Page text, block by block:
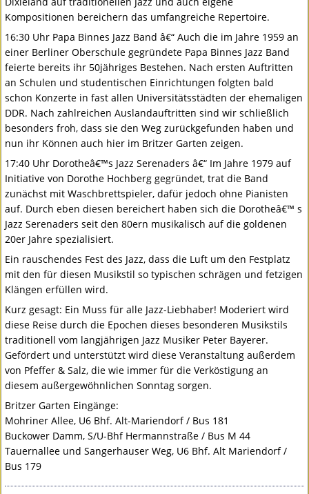
Kompositionen bereichern das umfangreiche Repertoire.
16:30 Uhr Papa Binnes Jazz Band â€“ Auch die im Jahre 1959 an
einer Berliner Oberschule gegründete Papa Binnes Jazz Band
feierte bereits ihr 50jähriges Bestehen. Nach ersten Auftritten
an Schulen und studentischen Einrichtungen folgten bald
schon Konzerte in fast allen Universitätsstädten der ehemaligen
DDR. Nach zahlreichen Auslandauftritten sind wir schließlich
besonders froh, dass sie den Weg zurückgefunden haben und
nun ihr Können auch hier im Britzer Garten zeigen.
17:40 Uhr Dorotheâ€™s Jazz Serenaders â€“ Im Jahre 1979 auf
Initiative von Dorothe Hochberg gegründet, trat die Band
zunächst mit Waschbrettspieler, dafür jedoch ohne Pianisten
auf. Durch eben diesen bereichert haben sich die Dorotheâ€™ s
Jazz Serenaders seit den 80ern musikalisch auf die goldenen
20er Jahre spezialisiert.
Ein rauschendes Fest des Jazz, dass die Luft um den Festplatz
mit den für diesen Musikstil so typischen schrägen und fetzigen
Klängen erfüllen wird.
Kurz gesagt: Ein Muss für alle Jazz-Liebhaber! Moderiert wird
diese Reise durch die Epochen dieses besonderen Musikstils
traditionell vom langjährigen Jazz Musiker Peter Bayerer.
Gefördert und unterstützt wird diese Veranstaltung außerdem
von Pfeffer & Salz, die wie immer für die Verköstigung an
diesem außergewöhnlichen Sonntag sorgen.
Britzer Garten Eingänge:
Mohriner Allee, U6 Bhf. Alt-Mariendorf / Bus 181
Buckower Damm, S/U-Bhf Hermannstraße / Bus M 44
Tauernallee und Sangerhauser Weg, U6 Bhf. Alt Mariendorf /
Bus 179